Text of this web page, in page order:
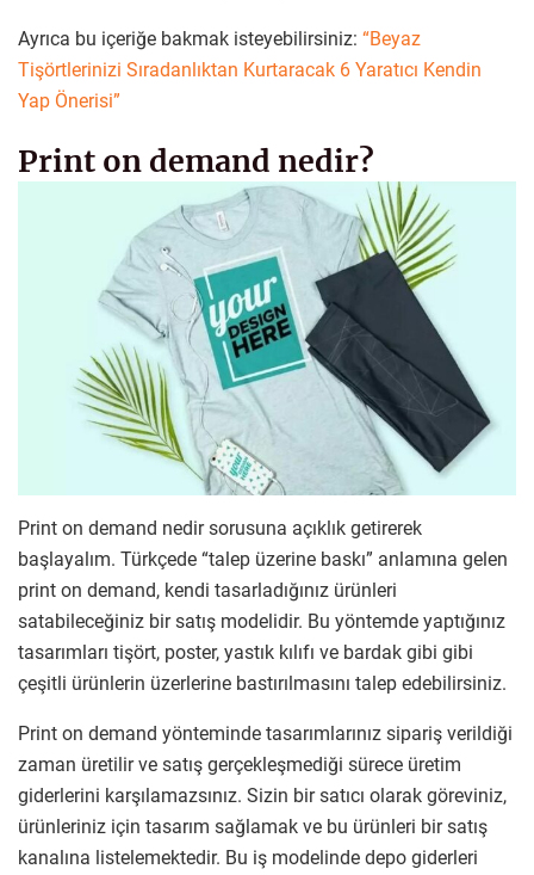
Ayrıca bu içeriğe bakmak isteyebilirsiniz: “Beyaz
Tişörtlerinizi Sıradanlıktan Kurtaracak 6 Yaratıcı Kendin
Yap Önerisi”
Print on demand nedir?
Print on demand nedir sorusuna açıklık getirerek
başlayalım. Türkçede “talep üzerine baskı” anlamına gelen
print on demand, kendi tasarladığınız ürünleri
satabileceğiniz bir satış modelidir. Bu yöntemde yaptığınız
tasarımları tişört, poster, yastık kılıfı ve bardak gibi gibi
çeşitli ürünlerin üzerlerine bastırılmasını talep edebilirsiniz.
Print on demand yönteminde tasarımlarınız sipariş verildiği
zaman üretilir ve satış gerçekleşmediği sürece üretim
giderlerini karşılamazsınız. Sizin bir satıcı olarak göreviniz,
ürünleriniz için tasarım sağlamak ve bu ürünleri bir satış
kanalına listelemektedir. Bu iş modelinde depo giderleri